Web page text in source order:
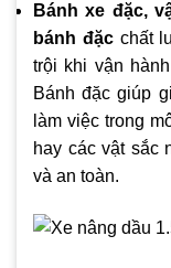
Bánh xe đặc,
bánh đặcchất
trội khi vận
Bánh đặc giúp
làm việc trong
hay các vật sắc
và an toàn.